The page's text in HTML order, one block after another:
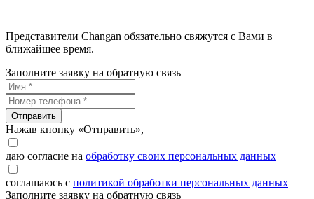
Представители Changan обязательно свяжутся с Вами в
ближайшее время.
Заполните заявку на обратную связь
Отправить
Нажав кнопку «Отправить»,
даю согласие на обработку своих персональных данных
соглашаюсь с политикой обработки персональных данных
Заполните заявку на обратную связь